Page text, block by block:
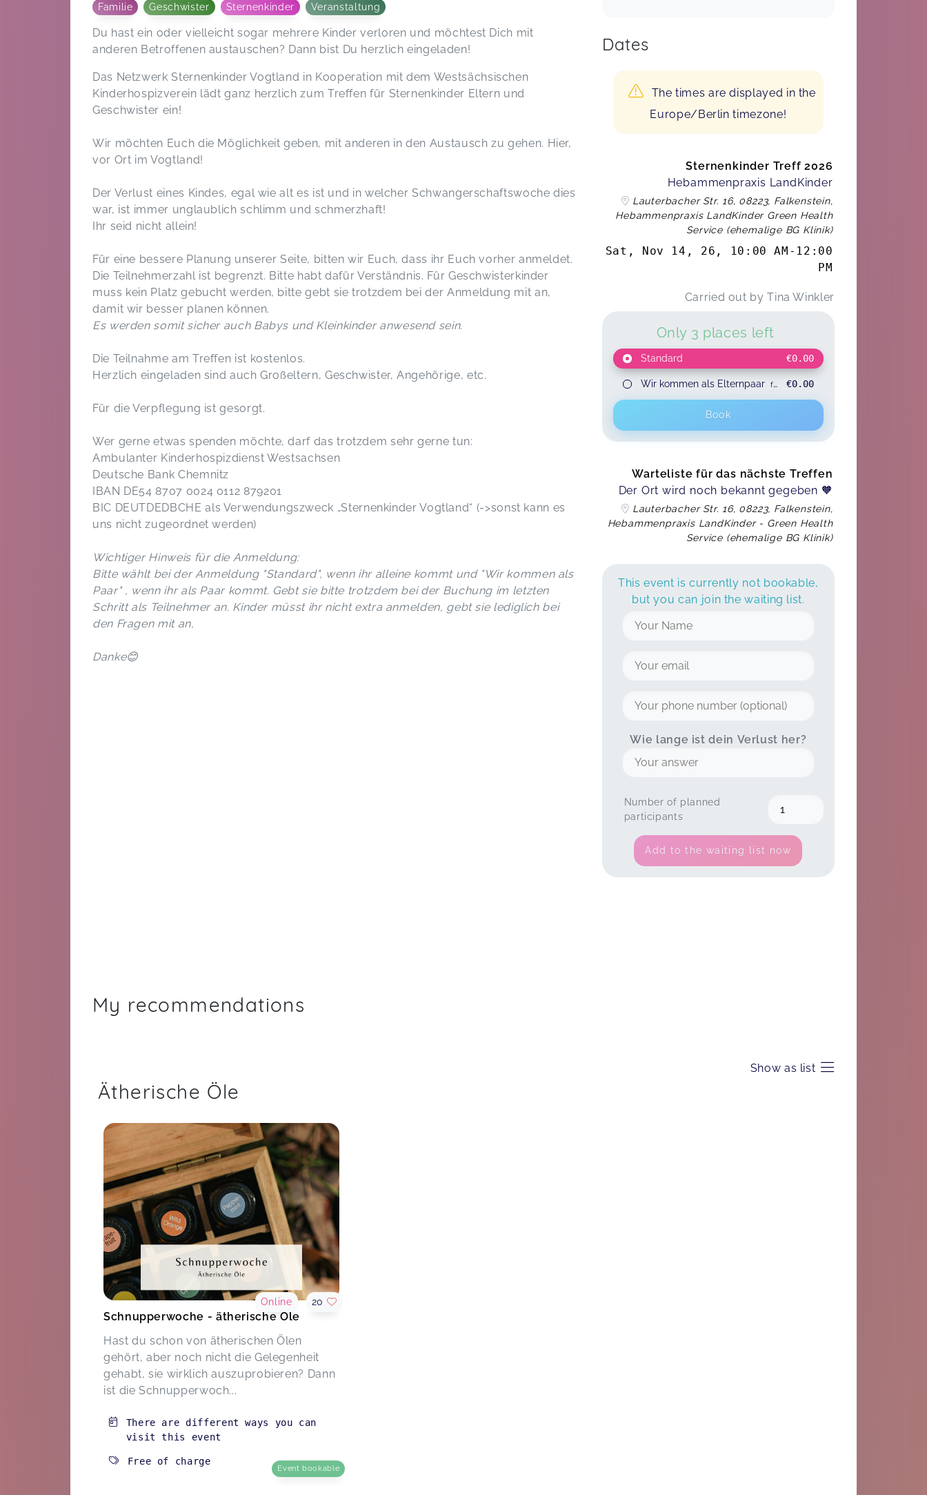
Familie Geschwister Sternenkinder Veranstaltung
Du hast ein oder vielleicht sogar mehrere Kinder verloren und möchtest Dich mit
anderen Betroffenen austauschen? Dann bist Du herzlich eingeladen!
Das Netzwerk Sternenkinder Vogtland in Kooperation mit dem Westsächsischen
Kinderhospizverein lädt ganz herzlich zum Treffen für Sternenkinder Eltern und
Geschwister ein!
Wir möchten Euch die Möglichkeit geben, mit anderen in den Austausch zu gehen. Hier,
vor Ort im Vogtland!
Der Verlust eines Kindes, egal wie alt es ist und in welcher Schwangerschaftswoche dies
war, ist immer unglaublich schlimm und schmerzhaft!
Ihr seid nicht allein!
Für eine bessere Planung unserer Seite, bitten wir Euch, dass ihr Euch vorher anmeldet.
Die Teilnehmerzahl ist begrenzt. Bitte habt dafür Verständnis. Für Geschwisterkinder
muss kein Platz gebucht werden, bitte gebt sie trotzdem bei der Anmeldung mit an,
damit wir besser planen können.
Es werden somit sicher auch Babys und Kleinkinder anwesend sein.
Die Teilnahme am Treffen ist kostenlos.
Herzlich eingeladen sind auch Großeltern, Geschwister, Angehörige, etc.
Für die Verpflegung ist gesorgt.
Wer gerne etwas spenden möchte, darf das trotzdem sehr gerne tun:
Ambulanter Kinderhospizdienst Westsachsen
Deutsche Bank Chemnitz
IBAN DE54 8707 0024 0112 879201
BIC DEUTDEDBCHE als Verwendungszweck „Sternenkinder Vogtland“ (->sonst kann es
uns nicht zugeordnet werden)
Wichtiger Hinweis für die Anmeldung:
Bitte wählt bei der Anmeldung "Standard", wenn ihr alleine kommt und "Wir kommen als
Paar" , wenn ihr als Paar kommt. Gebt sie bitte trotzdem bei der Buchung im letzten
Schritt als Teilnehmer an. Kinder müsst ihr nicht extra anmelden, gebt sie lediglich bei
den Fragen mit an,
Danke😊
Dates
The times are displayed in the
Europe/Berlin timezone!
Sternenkinder Treff 2026
Hebammenpraxis LandKinder
Lauterbacher Str. 16, 08223, Falkenstein,
Hebammenpraxis LandKinder Green Health
Service (ehemalige BG Klinik)
Sat, Nov 14, 26 , 10:00 AM - 12:00
PM
Carried out byTina Winkler
Only 3 places left
Standard €0.00
Wir kommen als Elternpaar for 2 participants
€0.00
Book
Warteliste für das nächste Treffen
Der Ort wird noch bekannt gegeben 🧡
Lauterbacher Str. 16, 08223, Falkenstein,
Hebammenpraxis LandKinder - Green Health
Service (ehemalige BG Klinik)
This event is currently not bookable,
but you can join the waiting list.
Wie lange ist dein Verlust her?
Number of planned
participants
Add to the waiting list now
My recommendations
Show as list
Ätherische Öle
Schnupperwoche - ätherische Öle
Hast du schon von ätherischen Ölen
gehört, aber noch nicht die Gelegenheit
gehabt, sie wirklich auszuprobieren? Dann
ist die Schnupperwoch...
Online 20
There are different ways you can
visit this event
Free of charge
Event bookable